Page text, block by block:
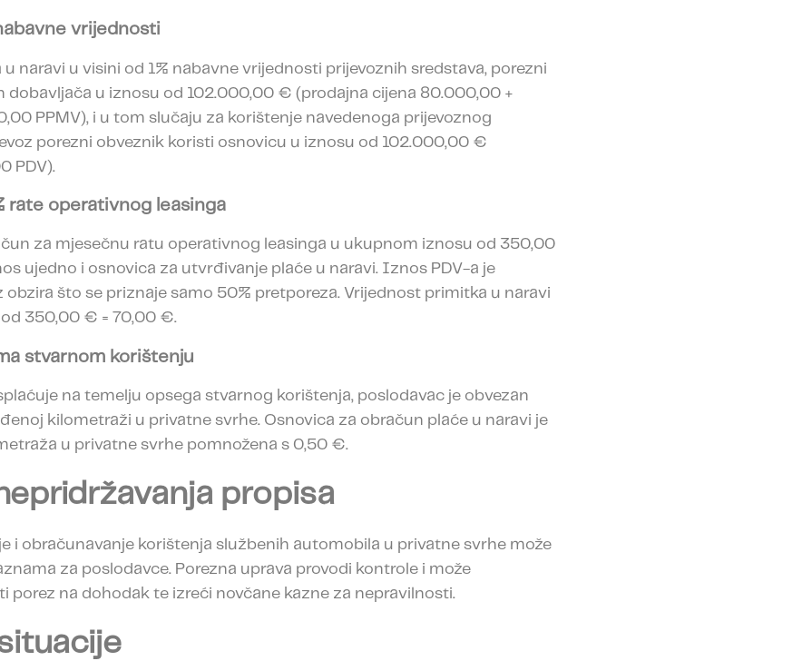
vrijednosti
naravi u visini od 1% nabavne vrijednosti prijevoznih sredstava, porezni
dobavljača u iznosu od 102.000,00 € (prodajna cijena 80.000,00 +
PPMV), i u tom slučaju za korištenje navedenoga prijevoznog
porezni obveznik koristi osnovicu u iznosu od 102.000,00 €
PDV).
rate operativnog leasinga
za mjesečnu ratu operativnog leasinga u ukupnom iznosu od 350,00
ujedno i osnovica za utvrđivanje plaće u naravi. Iznos PDV-a je
obzira što se priznaje samo 50% pretporeza. Vrijednost primitka u naravi
350,00 € = 70,00 €.
stvarnom korištenju
na temelju opsega stvarnog korištenja, poslodavac je obvezan
kilometraži u privatne svrhe. Osnovica za obračun plaće u naravi je
u privatne svrhe pomnožena s 0,50 €.
propisa
i obračunavanje korištenja službenih automobila u privatne svrhe može
za poslodavce. Porezna uprava provodi kontrole i može
porez na dohodak te izreći novčane kazne za nepravilnosti.